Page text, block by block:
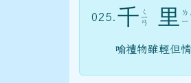
025. 千 ㄑ
ㄧ
ㄢ 里
ㄌ
ㄧ
喻禮物雖輕但